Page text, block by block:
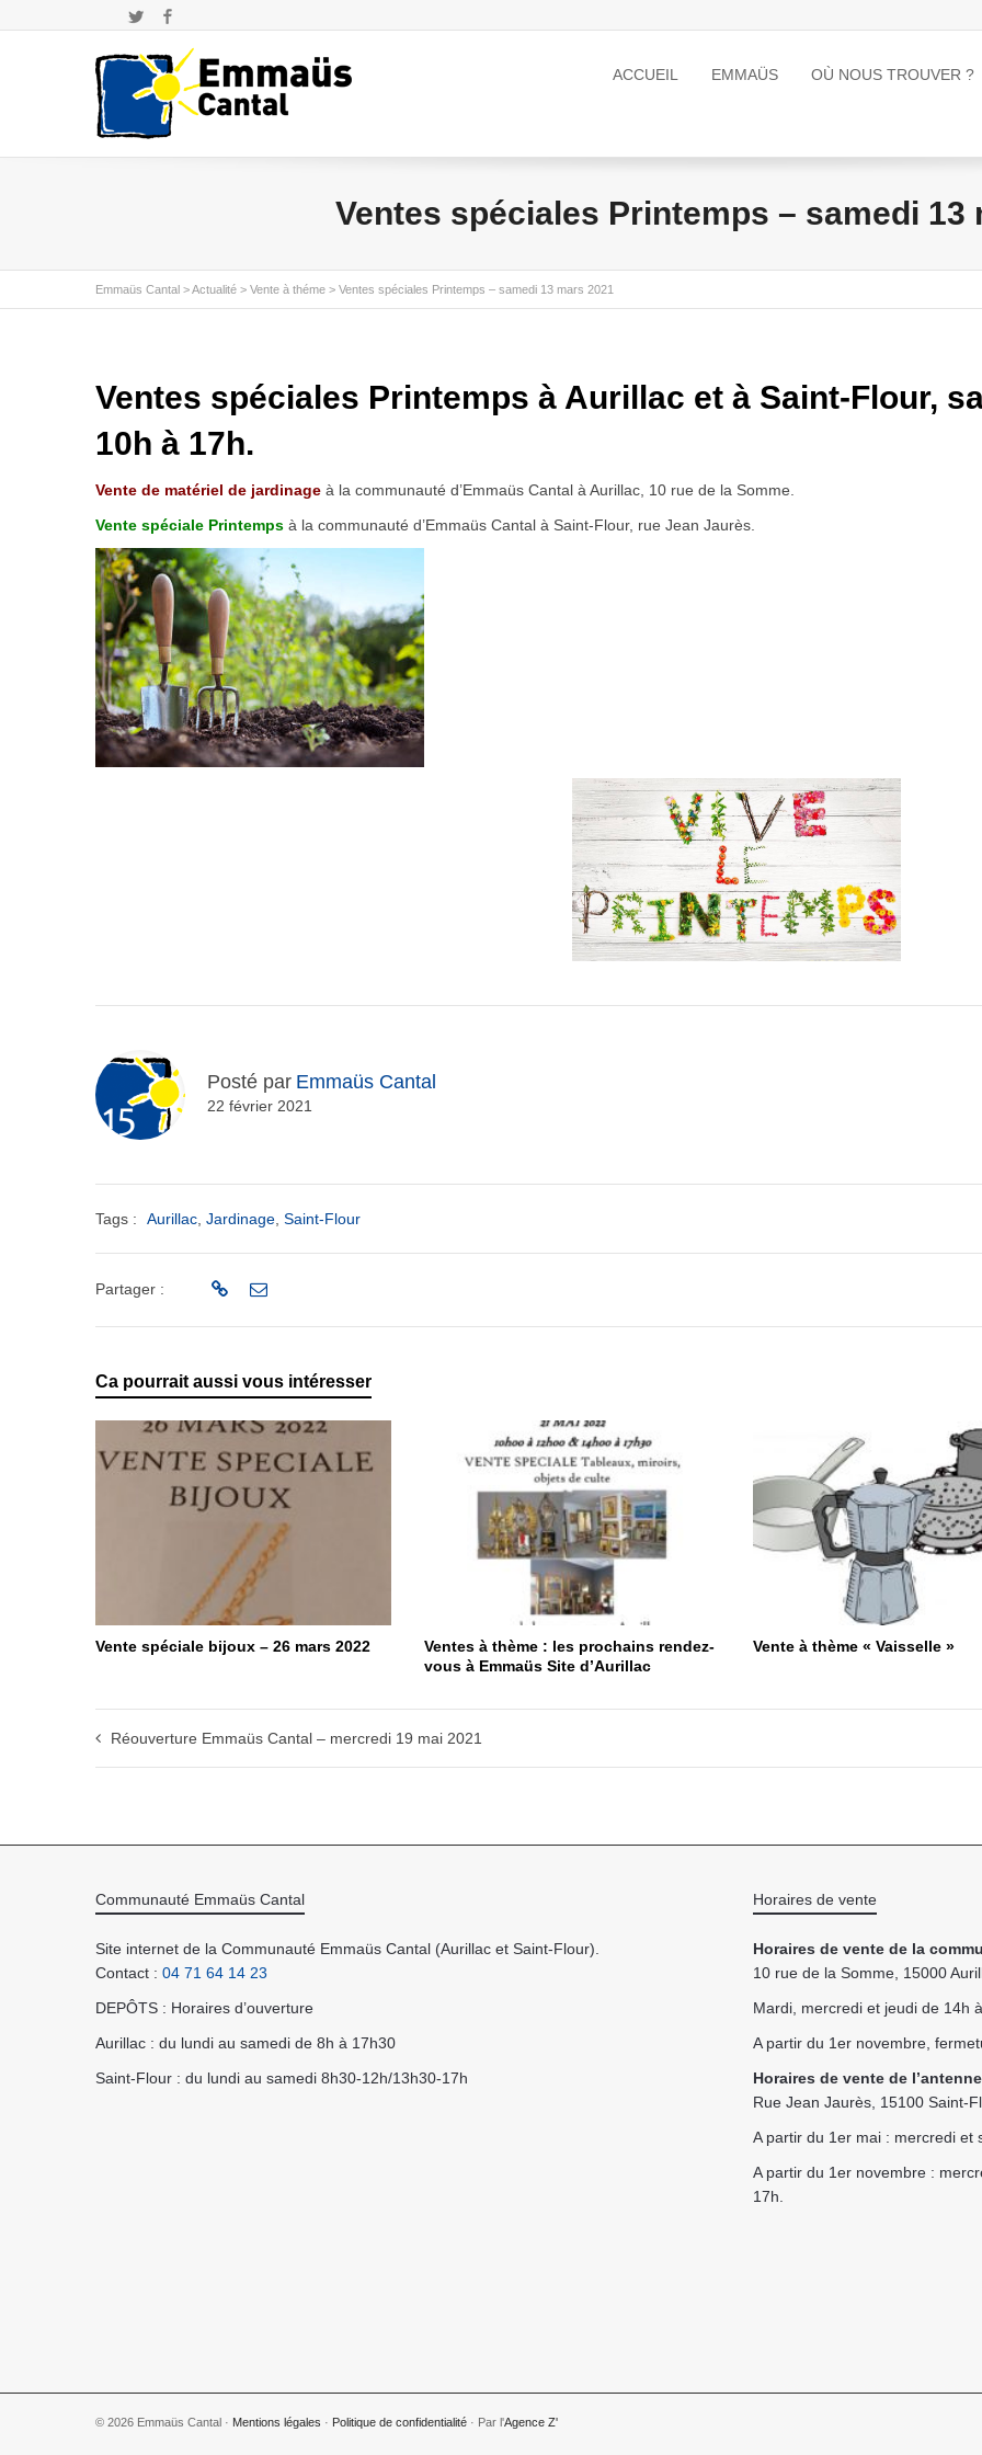
Twitter
ACCUEIL EMMAÜS OÙ NOUS TROUVER ?
Ventes spéciales Printemps – samedi 13
Emmaüs Cantal >Actualité > Vente à théme > Ventes spéciales Printemps – samedi 13 mars 2021
Ventes spéciales Printemps à Aurillac et à Saint-Flour,
10h à 17h.
Vente de matériel de jardinage à la communauté d’Emmaüs Cantal à Aurillac, 10 rue de la Somme.
Vente spéciale Printemps à la communauté d’Emmaüs Cantal à Saint-Flour, rue Jean Jaurès.
Posté par Emmaüs Cantal
22 février 2021
Tags : Aurillac, Jardinage, Saint-Flour
Partager :
Ca pourrait aussi vous intéresser
Vente spéciale bijoux – 26 mars 2022
Ventes à thème : les prochains rendez-
vous à Emmaüs Site d’Aurillac
Vente à thème « Vaisselle »
Réouverture Emmaüs Cantal – mercredi 19 mai 2021
Communauté Emmaüs Cantal
Site internet de la Communauté Emmaüs Cantal (Aurillac et Saint-Flour).
Contact : 04 71 64 14 23
DEPÔTS : Horaires d’ouverture
Aurillac : du lundi au samedi de 8h à 17h30
Saint-Flour : du lundi au samedi 8h30-12h/13h30-17h
Horaires de vente
Horaires de vente de la
10 rue de la Somme, 15000
Mardi, mercredi et jeudi de 14h
A partir du 1er novembre,
Horaires de vente de
Rue Jean Jaurès, 15100 Saint-
A partir du 1er mai : mercredi et
A partir du 1er novembre :
17h.
© 2026 Emmaüs Cantal · Mentions légales · Politique de confidentialité · Par l'Agence Z'